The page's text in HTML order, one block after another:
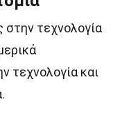
τεχνολογία
τεχνολογία και